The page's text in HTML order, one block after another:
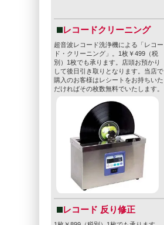
レコードクリーニング
超音波レコード洗浄機による「レコー
ド・クリーニング」。1枚￥499（税
別）1枚でも承ります。店頭お預かり
して後日引き取りとなります。当店で
購入のお客様はレシートをお持ちいた
だければその枚数無料でいたします。
レコード 反り修正